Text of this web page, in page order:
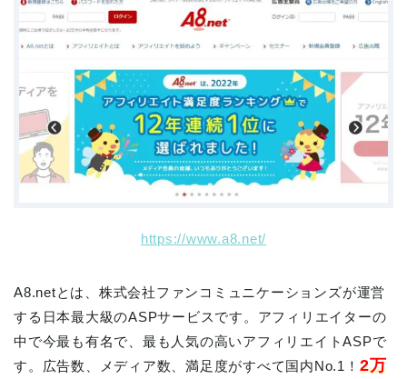
https://www.a8.net/
A8.netとは、株式会社ファンコミュニケーションズが運営
する日本最大級のASPサービスです。アフィリエイターの
中で今最も有名で、最も人気の高いアフィリエイトASPで
す。広告数、メディア数、満足度がすべて国内No.1！ 2万